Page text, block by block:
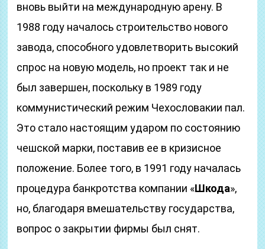
вновь выйти на международную арену. В
1988 году началось строительство нового
завода, способного удовлетворить высокий
спрос на новую модель, но проект так и не
был завершен, поскольку в 1989 году
коммунистический режим Чехословакии пал.
Это стало настоящим ударом по состоянию
чешской марки, поставив ее в кризисное
положение. Более того, в 1991 году началась
процедура банкротства компании «Шкода»,
но, благодаря вмешательству государства,
вопрос о закрытии фирмы был снят.